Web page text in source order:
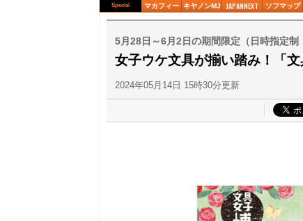
Special マカフィー キヤノンMJ JAPANNEXT ソフマップ
5月28日～6月2日の期間限定（日時指定制
女子ウケ文具が揃い踏み！「
2024年05月14日 15時30分更新